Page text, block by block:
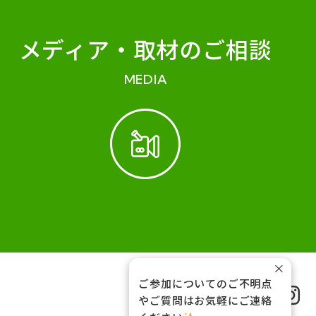
メディア・ 取材のご相談
MEDIA
FOLLOW US
ご参加についてのご不明点
やご質問はお気軽にご連絡
×